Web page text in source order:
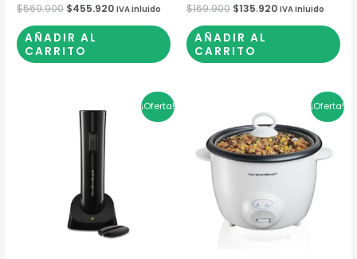
$569.900 $455.920 IVA inluido
AÑADIR AL
CARRITO
$169.900 $135.920 IVA inluido
AÑADIR AL
CARRITO
¡Oferta!
precio
original
era:
$169.900.
precio
¡Oferta!
precio
original
era:
$214.900.
actual
es:
$171.920.